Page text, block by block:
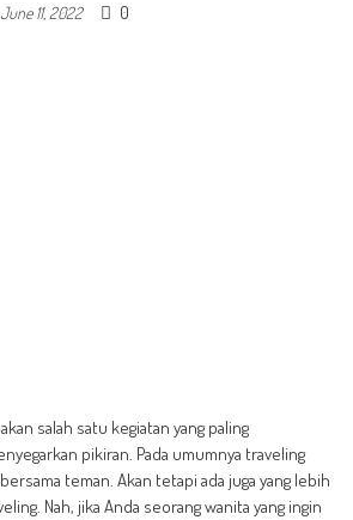
June 11, 2022 0
salah satu kegiatan yang paling
pikiran. Pada umumnya traveling
teman. Akan tetapi ada juga yang lebih
Nah, jika Anda seorang wanita yang ingin